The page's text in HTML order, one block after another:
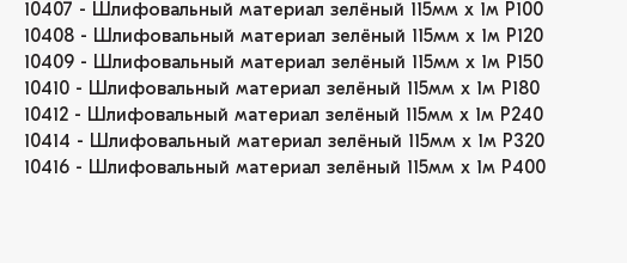
10407 - Шлифовальный материал зелёный 115мм x 1м Р100
10408 - Шлифовальный материал зелёный 115мм x 1м Р120
10409 - Шлифовальный материал зелёный 115мм x 1м Р150
10410 - Шлифовальный материал зелёный 115мм x 1м Р180
10412 - Шлифовальный материал зелёный 115мм x 1м Р240
10414 - Шлифовальный материал зелёный 115мм x 1м Р320
10416 - Шлифовальный материал зелёный 115мм x 1м Р400